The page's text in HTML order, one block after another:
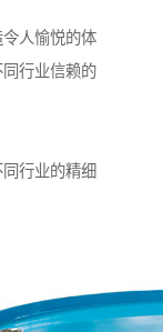
人愉悦的体
行业信赖的
行业的精细